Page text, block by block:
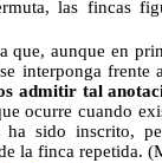
las fincas
que, aunque en
interponga
admitir tal
ocurre cuando
sido inscrito,
la finca repetida.